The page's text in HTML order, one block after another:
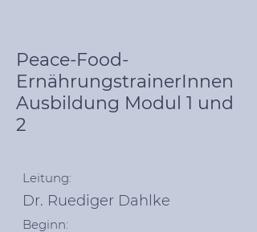
Peace-Food-
ErnährungstrainerInnen
Ausbildung Modul 1 und
2
Leitung:
Dr. Ruediger Dahlke
Beginn: